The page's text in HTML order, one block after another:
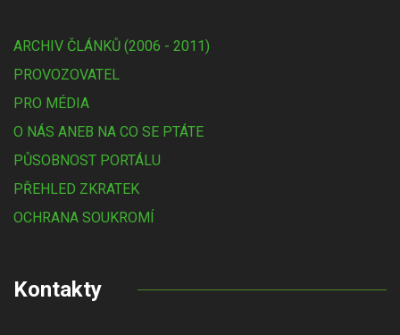
ARCHIV ČLÁNKŮ (2006 - 2011)
PROVOZOVATEL
PRO MÉDIA
O NÁS ANEB NA CO SE PTÁTE
PŮSOBNOST PORTÁLU
PŘEHLED ZKRATEK
OCHRANA SOUKROMÍ
Kontakty